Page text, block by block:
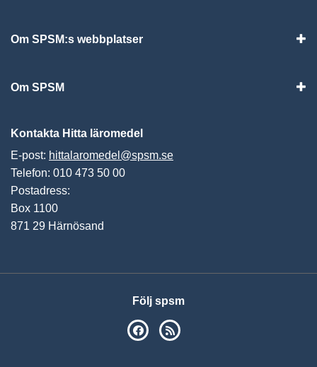
Om SPSM:s webbplatser
Om SPSM
Kontakta Hitta läromedel
E-post: hittalaromedel@spsm.se
Telefon: 010 473 50 00
Postadress:
Box 1100
871 29 Härnösand
Följ spsm
SPSM på Facebook